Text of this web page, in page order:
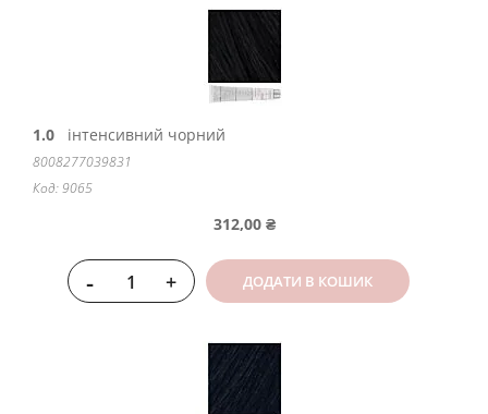
1.0 інтенсивний чорний
8008277039831
Код: 9065
312,00 ₴
- + ДОДАТИ В КОШИК